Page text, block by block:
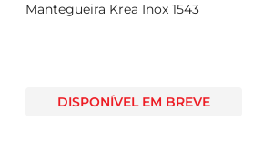
Mantegueira Krea Inox 1543
DISPONÍVEL EM BREVE